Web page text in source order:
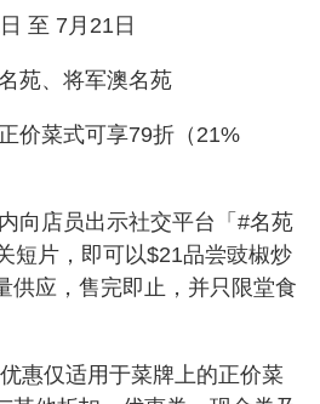
至 7月21日
苑、将军澳名苑
价菜式可享79折（21%
向店员出示社交平台「#名苑
短片，即可以$21品尝豉椒炒
供应，售完即止，并只限堂食
惠仅适用于菜牌上的正价菜